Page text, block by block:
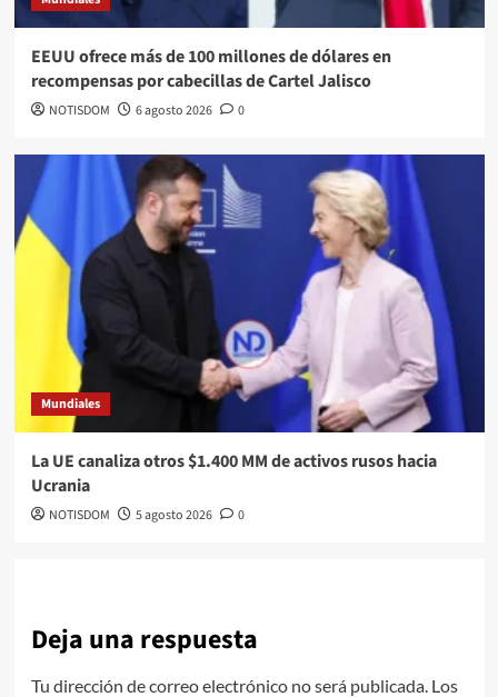
EEUU ofrece más de 100 millones de dólares en
recompensas por cabecillas de Cartel Jalisco
NOTISDOM 6 agosto 2026 0
Mundiales
La UE canaliza otros $1.400 MM de activos rusos hacia
Ucrania
NOTISDOM 5 agosto 2026 0
Deja una respuesta
Tu dirección de correo electrónico no será publicada. Los